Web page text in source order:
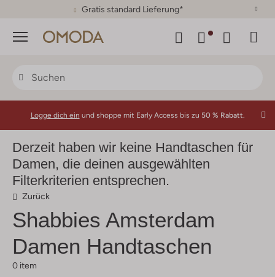
30 Tage Rückgaberecht
Menü
Logge dich ein und shoppe mit Early Access bis zu 50 % Rabatt.
Derzeit haben wir keine Handtaschen für
Damen, die deinen ausgewählten
Filterkriterien entsprechen.
Zurück
Shabbies Amsterdam
Damen Handtaschen
0 item